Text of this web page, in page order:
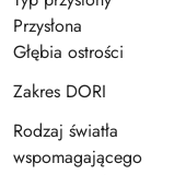
Przysłona
Głębia ostrości
Zakres DORI
Rodzaj światła
wspomagającego